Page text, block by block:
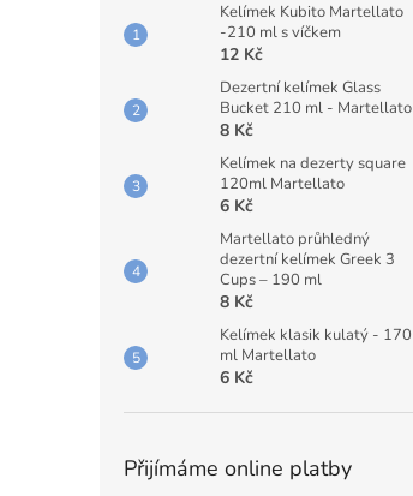
Kelímek Kubito Martellato
-210 ml s víčkem
12 Kč
Dezertní kelímek Glass
Bucket 210 ml - Martellato
8 Kč
Kelímek na dezerty square
120ml Martellato
6 Kč
Martellato průhledný
dezertní kelímek Greek 3
Cups – 190 ml
8 Kč
Kelímek klasik kulatý - 170
ml Martellato
6 Kč
Přijímáme online platby